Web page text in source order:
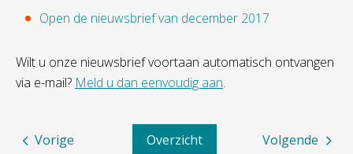
Open de nieuwsbrief van december 2017
Wilt u onze nieuwsbrief voortaan automatisch ontvangen
via e-mail? Meld u dan eenvoudig aan.
Volgende
Overzicht
Vorige